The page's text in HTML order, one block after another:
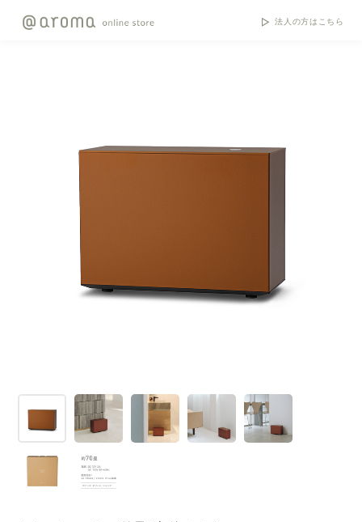
法人の方はこちら